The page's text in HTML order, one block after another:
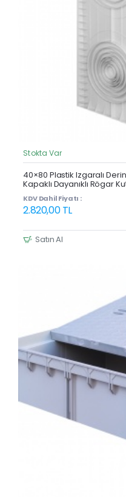
Stokta Var
40×80 Plastik Izgaralı
Kapaklı Dayanıklı Rögar
KDV Dahil Fiyatı :
2.820,00 TL
Satın Al